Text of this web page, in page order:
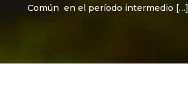
Común en el período intermedio […]